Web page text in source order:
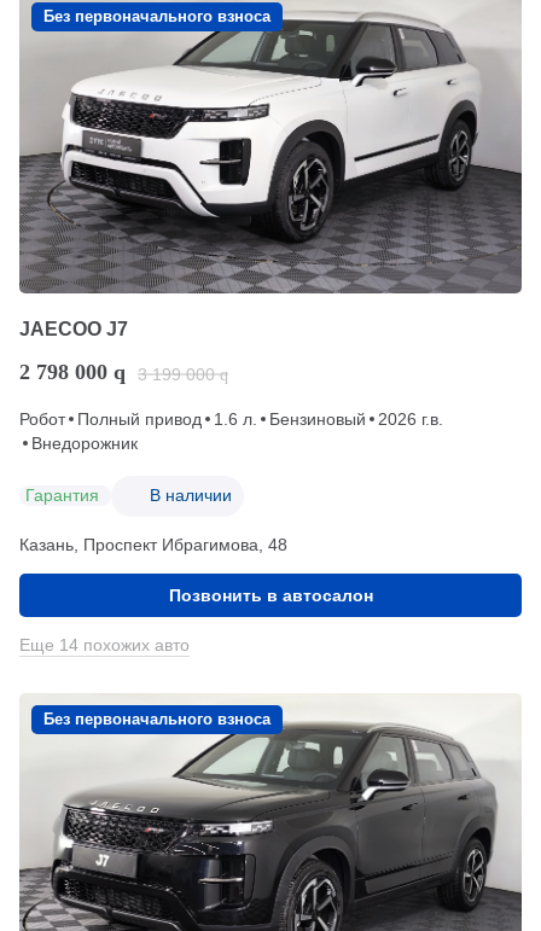
Без первоначального взноса
JAECOO J7
2 798 000 q 3 199 000 q
Робот Полный привод 1.6 л. Бензиновый
2026 г.в.
Внедорожник
Гарантия В наличии
Казань, Проспект Ибрагимова, 48
Позвонить в автосалон
Еще 14 похожих авто
Без первоначального взноса